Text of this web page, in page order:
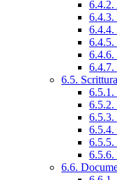
6.4.2.
6.4.3.
6.4.4.
6.4.5.
6.4.6.
6.4.7.
6.5.
6.5.1.
6.5.2.
6.5.3.
6.5.4.
6.5.5.
6.5.6.
6.6.